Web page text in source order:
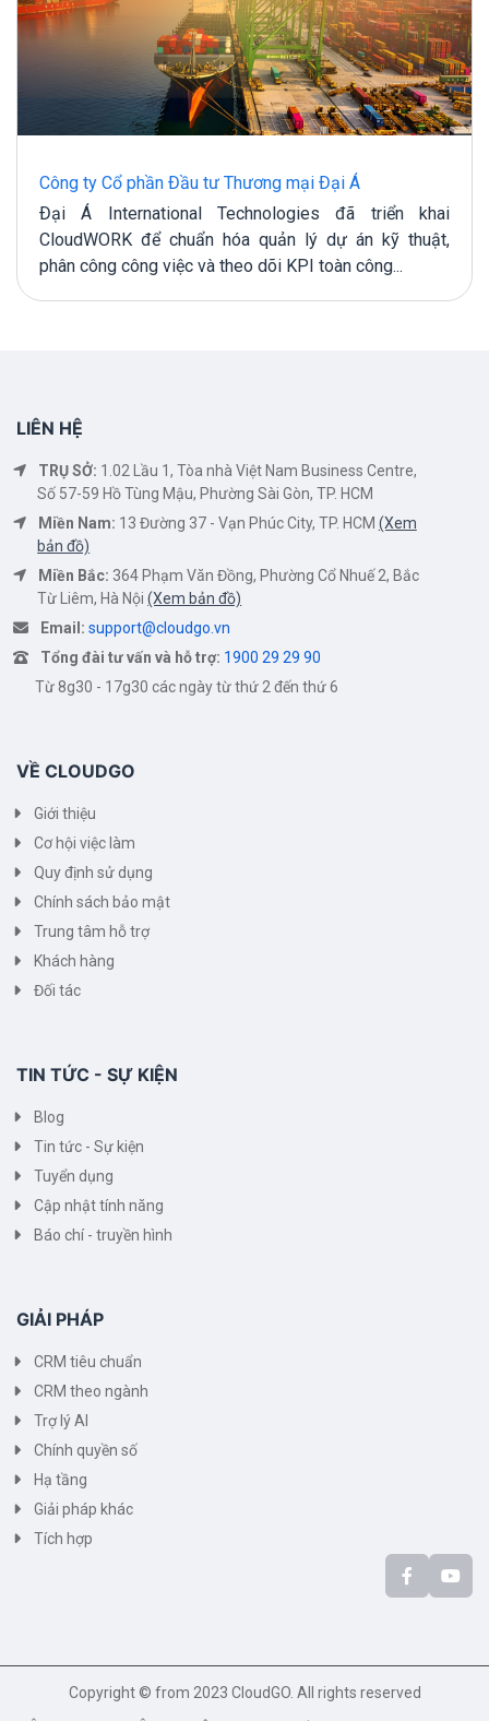
Công ty Cổ phần Đầu tư Thương mại Đại Á
Đại Á International Technologies đã triển khai
CloudWORK để chuẩn hóa quản lý dự án kỹ thuật,
phân công công việc và theo dõi KPI toàn công...
LIÊN HỆ
TRỤ SỞ: 1.02 Lầu 1, Tòa nhà Việt Nam Business Centre,
Số 57-59 Hồ Tùng Mậu, Phường Sài Gòn, TP. HCM
Miền Nam: 13 Đường 37 - Vạn Phúc City, TP. HCM (Xem
bản đồ)
Miền Bắc: 364 Phạm Văn Đồng, Phường Cổ Nhuế 2, Bắc
Từ Liêm, Hà Nội(Xem bản đồ)
Email: support@cloudgo.vn
Tổng đài tư vấn và hỗ trợ: 1900 29 29 90
Từ 8g30 - 17g30 các ngày từ thứ 2 đến thứ 6
VỀ CLOUDGO
Giới thiệu
Cơ hội việc làm
Quy định sử dụng
Chính sách bảo mật
Trung tâm hỗ trợ
Khách hàng
Đối tác
TIN TỨC - SỰ KIỆN
Blog
Tin tức - Sự kiện
Tuyển dụng
Cập nhật tính năng
Báo chí - truyền hình
GIẢI PHÁP
CRM tiêu chuẩn
CRM theo ngành
Trợ lý AI
Chính quyền số
Hạ tầng
Giải pháp khác
Tích hợp
Copyright © from 2023 CloudGO. All rights reserved